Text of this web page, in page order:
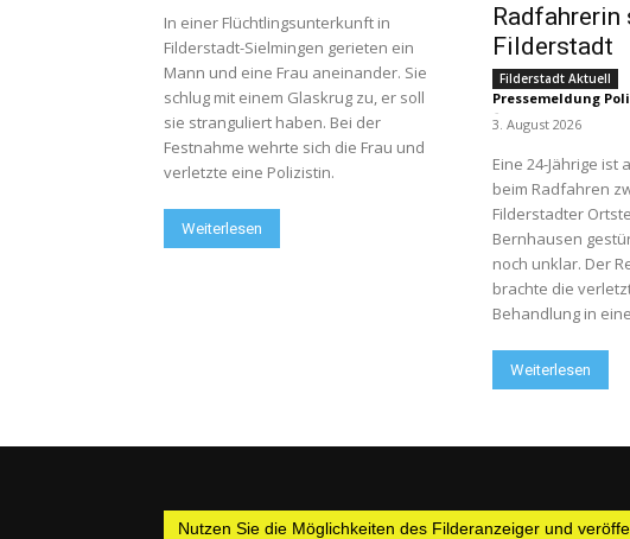
In einer Flüchtlingsunterkunft in
Filderstadt-Sielmingen gerieten ein
Mann und eine Frau aneinander. Sie
schlug mit einem Glaskrug zu, er soll
sie stranguliert haben. Bei der
Festnahme wehrte sich die Frau und
verletzte eine Polizistin.
Weiterlesen
Radfahrerin
Filderstadt
Filderstadt Aktuell
Pressemeldung
-
3. August 2026
Eine 24-Jährige ist
beim Radfahren
Filderstadter
Bernhausen
noch unklar. Der
brachte die
Behandlung in
Weiterlesen
Nutzen Sie die Möglichkeiten des Filderanzeiger und